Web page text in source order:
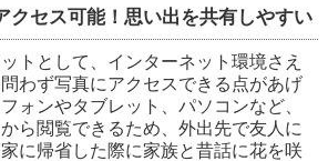
クセス可能！思い出を共有しやすい
トとして、インターネット環境さえ
わず写真にアクセスできる点があげ
ォンやタブレット、パソコンなど、
ら閲覧できるため、外出先で友人に
に帰省した際に家族と昔話に花を咲